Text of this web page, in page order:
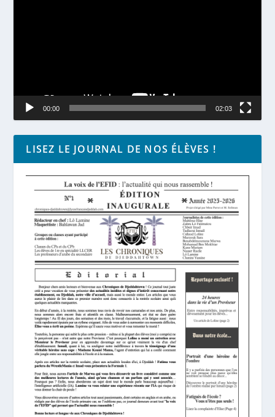
00:00 02:03
LISEZ LE JOURNAL DE NOS ÉLÈVES !